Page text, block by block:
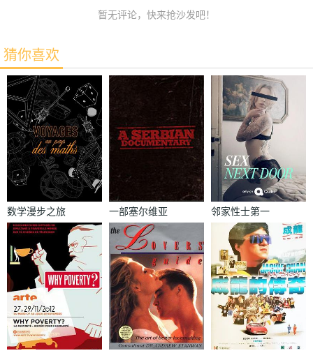
暂无评论，快来抢沙发吧！
猜你喜欢
数学漫步之旅
一部塞尔维亚
纪录片
邻家性士第一